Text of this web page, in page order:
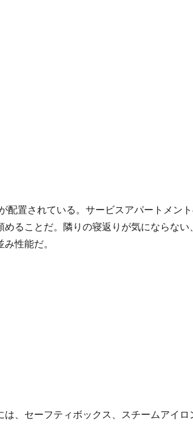
配置されている。サービスアパートメン
ることだ。隣りの寝返りが気にならない
性能だ。
、セーフティボックス、スチームアイロ